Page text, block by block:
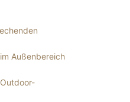
Außenbereich